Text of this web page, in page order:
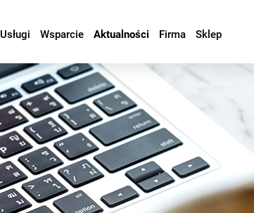
Usługi Wsparcie Aktualności Firma Sklep